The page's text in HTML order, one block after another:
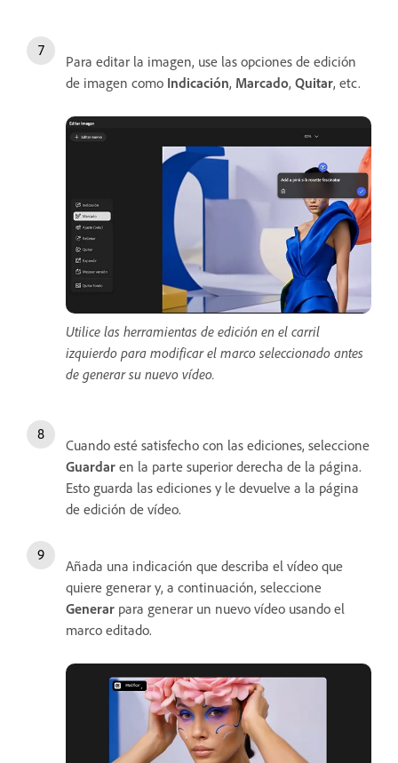
Para editar la imagen, use las opciones de edición
de imagen como Indicación, Marcado, Quitar, etc.
Utilice las herramientas de edición en el carril
izquierdo para modificar el marco seleccionado antes
de generar su nuevo vídeo.
Cuando esté satisfecho con las ediciones, seleccione
Guardar en la parte superior derecha de la página.
Esto guarda las ediciones y le devuelve a la página
de edición de vídeo.
Añada una indicación que describa el vídeo que
quiere generar y, a continuación, seleccione
Generar para generar un nuevo vídeo usando el
marco editado.